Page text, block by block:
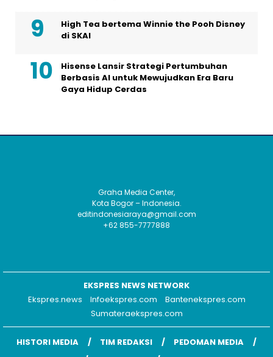
High Tea bertema Winnie the Pooh Disney
di SKAI
Hisense Lansir Strategi Pertumbuhan
Berbasis AI untuk Mewujudkan Era Baru
Gaya Hidup Cerdas
Graha Media Center,
Kota Bogor – Indonesia.
editindonesiaraya@gmail.com
+62 855-7777888
EKSPRES NEWS NETWORK
Ekspres.news
Infoekspres.com
Bantenekspres.com
Sumateraekspres.com
HISTORI MEDIA TIM REDAKSI
PEDOMAN MEDIA